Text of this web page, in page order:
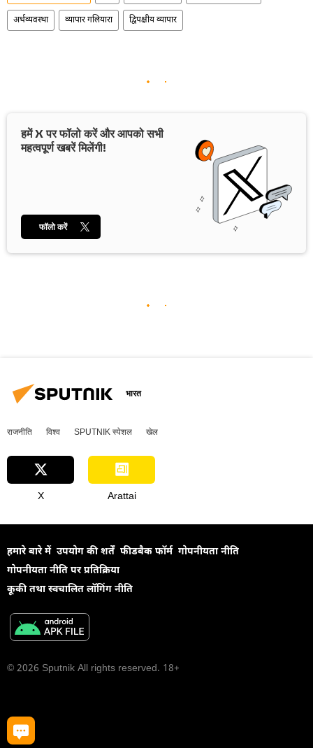
अर्थव्यवस्था व्यापार गलियारा द्विपक्षीय व्यापार
हमें X पर फॉलो करें और आपको सभी
महत्वपूर्ण खबरें मिलेंगी!
फॉलो करें
भारत
राजनीति विश्व SPUTNIK स्पेशल खेल
X Arattai
हमारे बारे में उपयोग की शर्तें फीडबैक फॉर्म गोपनीयता नीति
गोपनीयता नीति पर प्रतिक्रिया
कूकी तथा स्वचालित लॉगिंग नीति
© 2026 Sputnik All rights reserved. 18+